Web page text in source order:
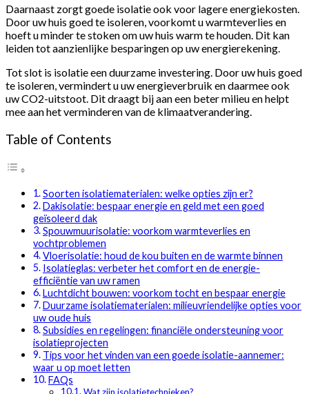
Daarnaast zorgt goede isolatie ook voor lagere energiekosten.
Door uw huis goed te isoleren, voorkomt u warmteverlies en
hoeft u minder te stoken om uw huis warm te houden. Dit kan
leiden tot aanzienlijke besparingen op uw energierekening.
Tot slot is isolatie een duurzame investering. Door uw huis goed
te isoleren, vermindert u uw energieverbruik en daarmee ook
uw CO2-uitstoot. Dit draagt bij aan een beter milieu en helpt
mee aan het verminderen van de klimaatverandering.
Table of Contents
Soorten isolatiematerialen: welke opties zijn er?
Dakisolatie: bespaar energie en geld met een goed
geïsoleerd dak
Spouwmuurisolatie: voorkom warmteverlies en
vochtproblemen
Vloerisolatie: houd de kou buiten en de warmte binnen
Isolatieglas: verbeter het comfort en de energie-
efficiëntie van uw ramen
Luchtdicht bouwen: voorkom tocht en bespaar energie
Duurzame isolatiematerialen: milieuvriendelijke opties voor
uw oude huis
Subsidies en regelingen: financiële ondersteuning voor
isolatieprojecten
Tips voor het vinden van een goede isolatie-aannemer:
waar u op moet letten
FAQs